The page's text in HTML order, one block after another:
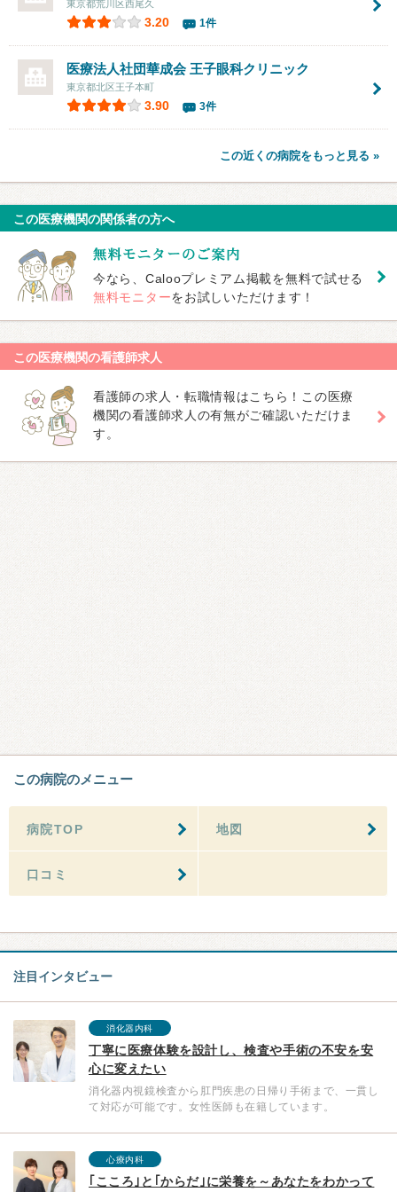
東京都荒川区西尾久
3.20 1件
医療法人社団華成会 王子眼科クリニック
東京都北区王子本町
3.90 3件
この近くの病院をもっと見る »
この医療機関の関係者の方へ
今なら、Calooプレミアム掲載を無料で試せる
無料モニターをお試しいただけます！
この医療機関の看護師求人
看護師の求人・転職情報はこちら！この医療
機関の看護師求人の有無がご確認いただけま
す。
この病院のメニュー
病院TOP 地図
口コミ
注目インタビュー
消化器内科
丁寧に医療体験を設計し、検査や手術の不安を安
心に変えたい
消化器内視鏡検査から肛門疾患の日帰り手術まで、一貫し
て対応が可能です。女性医師も在籍しています。
心療内科
｢こころ｣と｢からだ｣に栄養を～あなたをわかって